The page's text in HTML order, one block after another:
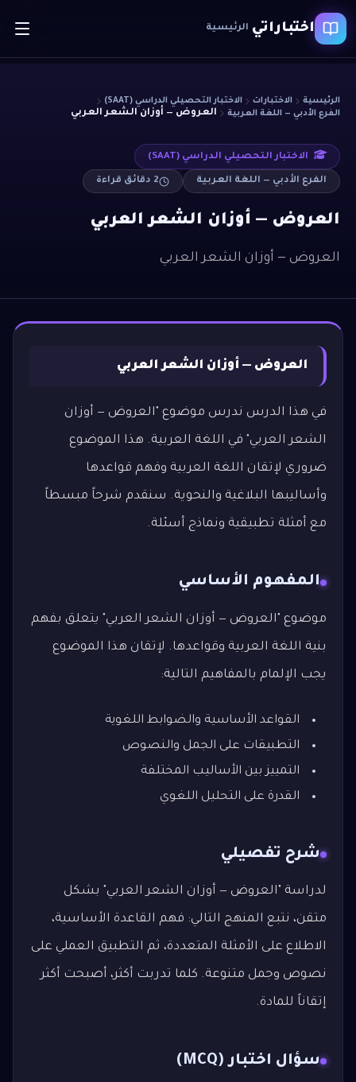
اختباراتي الرئيسية
الرئيسية الاختبارات
الاختبار التحصيلي الدراسي (SAAT)
الفرع الأدبي — اللغة العربية
العروض — أوزان الشعر العربي
الاختبار التحصيلي الدراسي (SAAT)
الفرع الأدبي — اللغة العربية 2 دقائق قراءة
العروض — أوزان الشعر العربي
العروض — أوزان الشعر العربي
العروض — أوزان الشعر العربي
في هذا الدرس ندرس موضوع "العروض — أوزان
الشعر العربي" في اللغة العربية. هذا الموضوع
ضروري لإتقان اللغة العربية وفهم قواعدها
وأساليبها البلاغية والنحوية. سنقدم شرحاً مبسطاً
مع أمثلة تطبيقية ونماذج أسئلة.
المفهوم الأساسي
موضوع "العروض — أوزان الشعر العربي" يتعلق بفهم
بنية اللغة العربية وقواعدها. لإتقان هذا الموضوع
يجب الإلمام بالمفاهيم التالية:
القواعد الأساسية والضوابط اللغوية
التطبيقات على الجمل والنصوص
التمييز بين الأساليب المختلفة
القدرة على التحليل اللغوي
شرح تفصيلي
لدراسة "العروض — أوزان الشعر العربي" بشكل
متقن، نتبع المنهج التالي: فهم القاعدة الأساسية،
الاطلاع على الأمثلة المتعددة، ثم التطبيق العملي على
نصوص وجمل متنوعة. كلما تدربت أكثر، أصبحت أكثر
إتقاناً للمادة.
سؤال اختبار (MCQ)